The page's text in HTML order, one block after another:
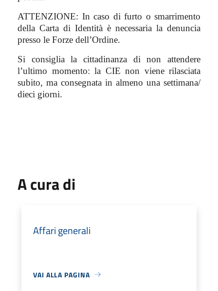
ATTENZIONE: In caso di furto o smarrimento
della Carta di Identità è necessaria la denuncia
presso le Forze dell’Ordine.
Si consiglia la cittadinanza di non attendere
l’ultimo momento: la CIE non viene rilasciata
subito, ma consegnata in almeno una settimana/
dieci giorni.
A cura di
Affari generali
VAI ALLA PAGINA